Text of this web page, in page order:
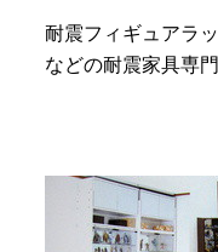
耐震フィギュアラ
などの耐震家具専